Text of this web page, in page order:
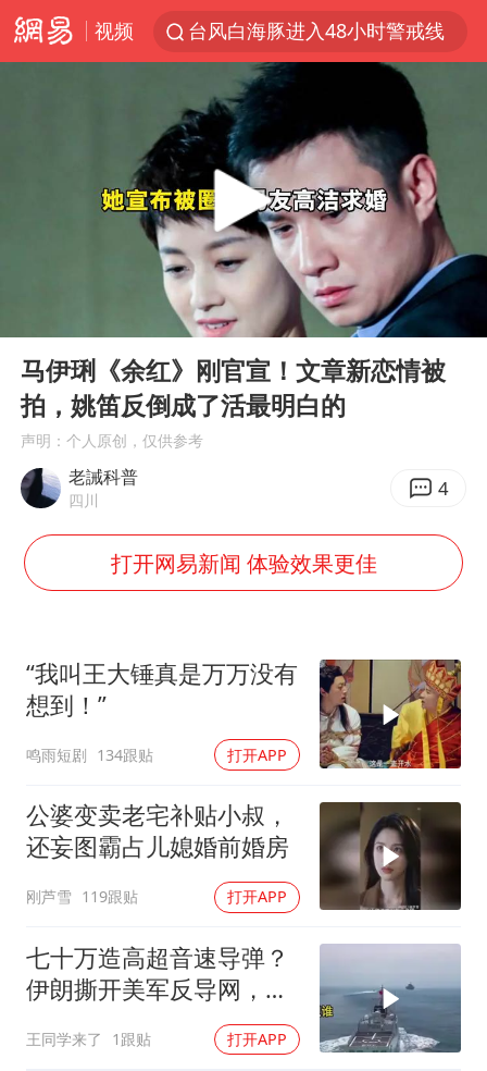
视频
台风白海豚进入48小时警戒线
看守所辅警收受10万获刑1年
宇树科技发行价格150.80元/股
CIA被曝已秘密设立古巴工作组
泰国一女公务员妆容引争议 本人回应
U17国足1分钟轰2球
中国养老床位“三连降”
台风白海豚影响中国已成定局
贵州轮胎子公司获美国退税8136万
吉林一“温度计大楼”读数爆表
多地要求领导干部带头休假
女子利用漏洞0元薅走3000多件家电
奋进开新局 实干挑大梁
Play
08:19
马伊琍《余红》刚官宣！文章新恋情被
拍，姚笛反倒成了活最明白的
声明：个人原创，仅供参考
老誡科普
四川 4
打开网易新闻 体验效果更佳
“我叫王大锤真是万万没有
想到！”
鸣雨短剧 134跟贴 打开APP
公婆变卖老宅补贴小叔，
还妄图霸占儿媳婚前婚房
刚芦雪 119跟贴 打开APP
七十万造高超音速导弹？
伊朗撕开美军反导网，炸
王同学来了 1跟贴 打开APP